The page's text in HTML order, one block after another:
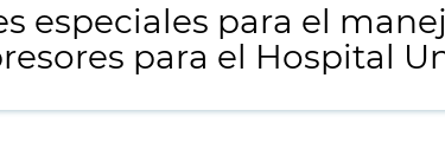
especiales para el
para el Hospital